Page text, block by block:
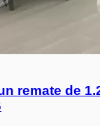
remate de